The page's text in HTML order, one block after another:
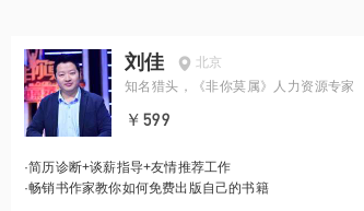
刘佳
北京
知名猎头，《非你莫属》人力资源专家
￥599
·简历诊断+谈薪指导+友情推荐工作
·畅销书作家教你如何免费出版自己的书籍